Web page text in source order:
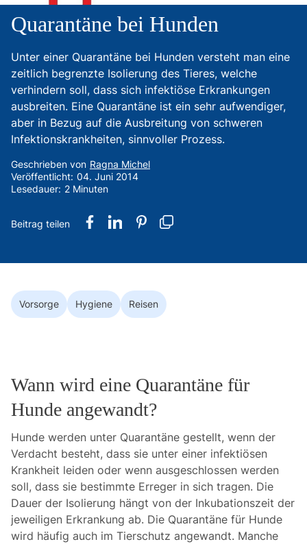
Quarantäne bei Hunden
Unter einer Quarantäne bei Hunden versteht man eine
zeitlich begrenzte Isolierung des Tieres, welche
verhindern soll, dass sich infektiöse Erkrankungen
ausbreiten. Eine Quarantäne ist ein sehr aufwendiger,
aber in Bezug auf die Ausbreitung von schweren
Infektionskrankheiten, sinnvoller Prozess.
Geschrieben von Ragna Michel
Veröffentlicht: 04. Juni 2014
Lesedauer: 2 Minuten
Vorsorge Hygiene Reisen
Wann wird eine Quarantäne für
Hunde angewandt?
Hunde werden unter Quarantäne gestellt, wenn der
Verdacht besteht, dass sie unter einer infektiösen
Krankheit leiden oder wenn ausgeschlossen werden
soll, dass sie bestimmte Erreger in sich tragen. Die
Dauer der Isolierung hängt von der Inkubationszeit der
jeweiligen Erkrankung ab. Die Quarantäne für Hunde
wird häufig auch im Tierschutz angewandt. Manche